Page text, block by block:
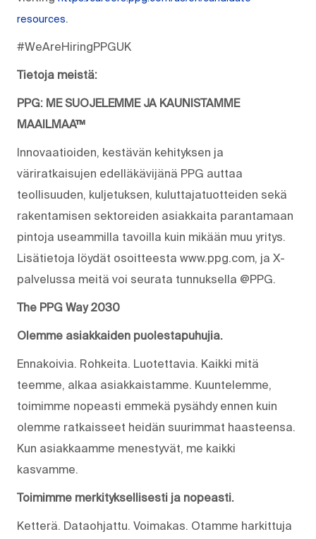
resources.
#WeAreHiringPPGUK
Tietoja meistä:
PPG: ME SUOJELEMME JA KAUNISTAMME
MAAILMAA™
Innovaatioiden, kestävän kehityksen ja
väriratkaisujen edelläkävijänä PPG auttaa
teollisuuden, kuljetuksen, kuluttajatuotteiden sekä
rakentamisen sektoreiden asiakkaita parantamaan
pintoja useammilla tavoilla kuin mikään muu yritys.
Lisätietoja löydät osoitteesta www.ppg.com, ja X-
palvelussa meitä voi seurata tunnuksella @PPG.
The PPG Way 2030
Olemme asiakkaiden puolestapuhujia.
Ennakoivia. Rohkeita. Luotettavia. Kaikki mitä
teemme, alkaa asiakkaistamme. Kuuntelemme,
toimimme nopeasti emmekä pysähdy ennen kuin
olemme ratkaisseet heidän suurimmat haasteensa.
Kun asiakkaamme menestyvät, me kaikki
kasvamme.
Toimimme merkityksellisesti ja nopeasti.
Ketterä. Dataohjattu. Voimakas. Otamme harkittuja